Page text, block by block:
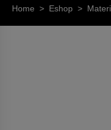
Home > Eshop >